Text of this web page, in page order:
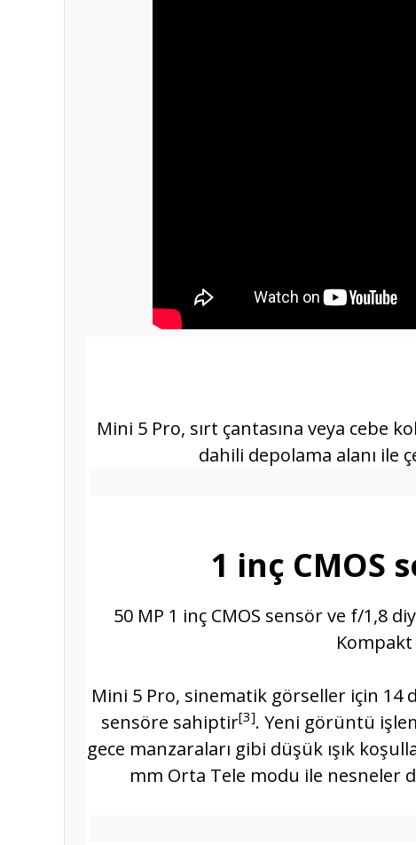
Mini 5 Pro, sırt çantasına veya cebe
dahili depolama alanı ile
1 inç CMOS
50 MP 1 inç CMOS sensör ve f/1,8
Mini 5 Pro, sinematik görseller için 14
sensöre sahiptir[3]. Yeni görüntü
gece manzaraları gibi düşük ışık
mm Orta Tele modu ile nesneler